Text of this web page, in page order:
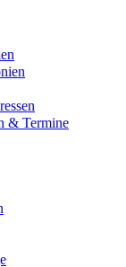
& Termine